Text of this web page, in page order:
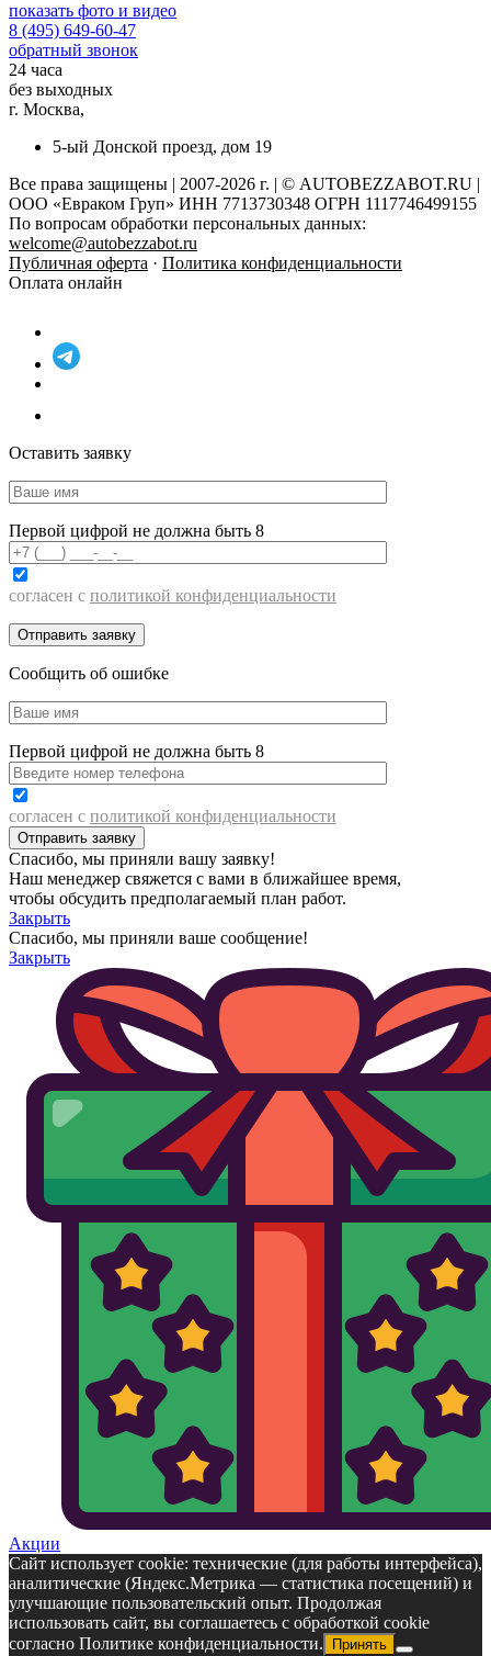
показать фото и видео
8 (495) 649-60-47
обратный звонок
24 часа
без выходных
г. Москва,
5-ый Донской проезд, дом 19
Все права защищены | 2007-2026 г. | © AUTOBEZZABOT.RU |
ООО «Евраком Груп» ИНН 7713730348 ОГРН 1117746499155
По вопросам обработки персональных данных:
welcome@autobezzabot.ru
Публичная оферта · Политика конфиденциальности
Оплата онлайн
Оставить заявку
Первой цифрой не должна быть 8
согласен с политикой конфиденциальности
Сообщить об ошибке
Первой цифрой не должна быть 8
согласен с политикой конфиденциальности
Спасибо, мы приняли вашу заявку!
Наш менеджер свяжется с вами в ближайшее время,
чтобы обсудить предполагаемый план работ.
Закрыть
Спасибо, мы приняли ваше сообщение!
Закрыть
Акции
Сайт использует cookie: технические (для работы интерфейса),
аналитические (Яндекс.Метрика — статистика посещений) и
улучшающие пользовательский опыт. Продолжая
использовать сайт, вы соглашаетесь с обработкой cookie
согласно Политике конфиденциальности.
Принять